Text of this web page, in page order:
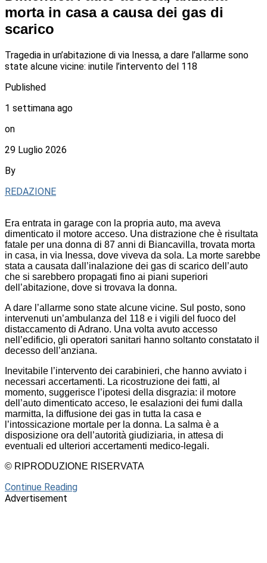
morta in casa a causa dei gas di
scarico
Tragedia in un’abitazione di via Inessa, a dare l’allarme sono
state alcune vicine: inutile l’intervento del 118
Published
1 settimana ago
on
29 Luglio 2026
By
REDAZIONE
Era entrata in garage con la propria auto, ma aveva
dimenticato il motore acceso. Una distrazione che è risultata
fatale per una donna di 87 anni di Biancavilla, trovata morta
in casa, in via Inessa, dove viveva da sola. La morte sarebbe
stata a causata dall’inalazione dei gas di scarico dell’auto
che si sarebbero propagati fino ai piani superiori
dell’abitazione, dove si trovava la donna.
A dare l’allarme sono state alcune vicine. Sul posto, sono
intervenuti un’ambulanza del 118 e i vigili del fuoco del
distaccamento di Adrano. Una volta avuto accesso
nell’edificio, gli operatori sanitari hanno soltanto constatato il
decesso dell’anziana.
Inevitabile l’intervento dei carabinieri, che hanno avviato i
necessari accertamenti. La ricostruzione dei fatti, al
momento, suggerisce l’ipotesi della disgrazia: il motore
dell’auto dimenticato acceso, le esalazioni dei fumi dalla
marmitta, la diffusione dei gas in tutta la casa e
l’intossicazione mortale per la donna. La salma è a
disposizione ora dell’autorità giudiziaria, in attesa di
eventuali ed ulteriori accertamenti medico-legali.
© RIPRODUZIONE RISERVATA
Continue Reading
Advertisement